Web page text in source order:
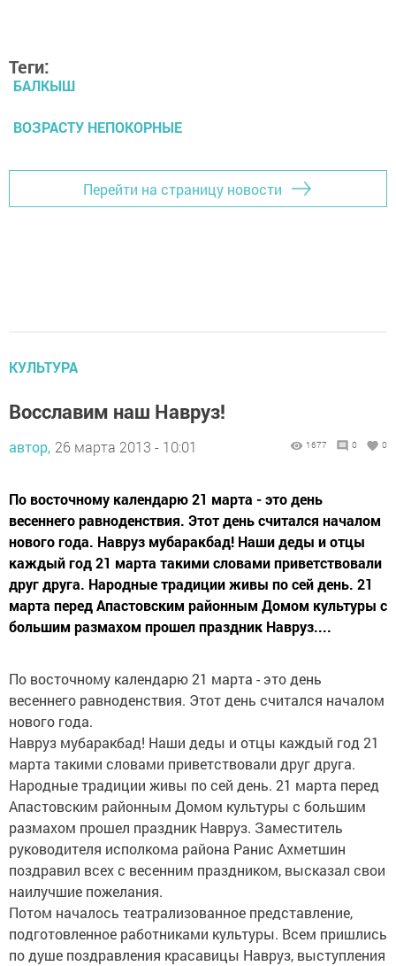
Теги:
БАЛКЫШ
ВОЗРАСТУ НЕПОКОРНЫЕ
Перейти на страницу новости
КУЛЬТУРА
Восславим наш Навруз!
автор, 26 марта 2013 - 10:01 1677 0 0
По восточному календарю 21 марта - это день
весеннего равноденствия. Этот день считался началом
нового года. Навруз мубаракбад! Наши деды и отцы
каждый год 21 марта такими словами приветствовали
друг друга. Народные традиции живы по сей день. 21
марта перед Апастовским районным Домом культуры с
большим размахом прошел праздник Навруз....
По восточному календарю 21 марта - это день
весеннего равноденствия. Этот день считался началом
нового года.
Навруз мубаракбад! Наши деды и отцы каждый год 21
марта такими словами приветствовали друг друга.
Народные традиции живы по сей день. 21 марта перед
Апастовским районным Домом культуры с большим
размахом прошел праздник Навруз. Заместитель
руководителя исполкома района Ранис Ахметшин
поздравил всех с весенним праздником, высказал свои
наилучшие пожелания.
Потом началось театрализованное представление,
подготовленное работниками культуры. Всем пришлись
по душе поздравления красавицы Навруз, выступления